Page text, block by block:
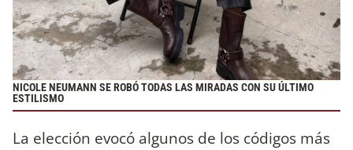
NICOLE NEUMANN SE ROBÓ TODAS LAS MIRADAS CON SU ÚLTIMO
ESTILISMO
La elección evocó algunos de los códigos más